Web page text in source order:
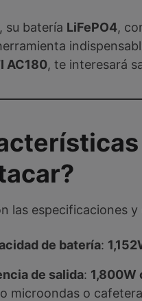
su batería LiFePO4,
AC180, te interesará
las especificaciones
de batería:
de salida: 1,800W
microondas o